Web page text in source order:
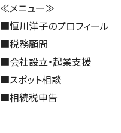
≪メニュー≫
■恒川洋子のプロフィール
■税務顧問
■会社設立・起業支援
■スポット相談
■相続税申告